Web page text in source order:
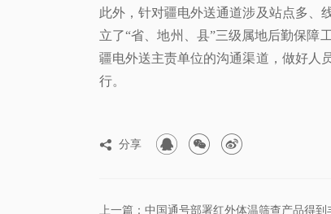
此外，针对疆电外送通道涉及站点多、
立了“省、地州、县”三级属地后勤保障
疆电外送主责单位的沟通渠道，做好人
行。
 分享   